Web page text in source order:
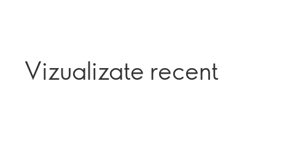
Vizualizate recent